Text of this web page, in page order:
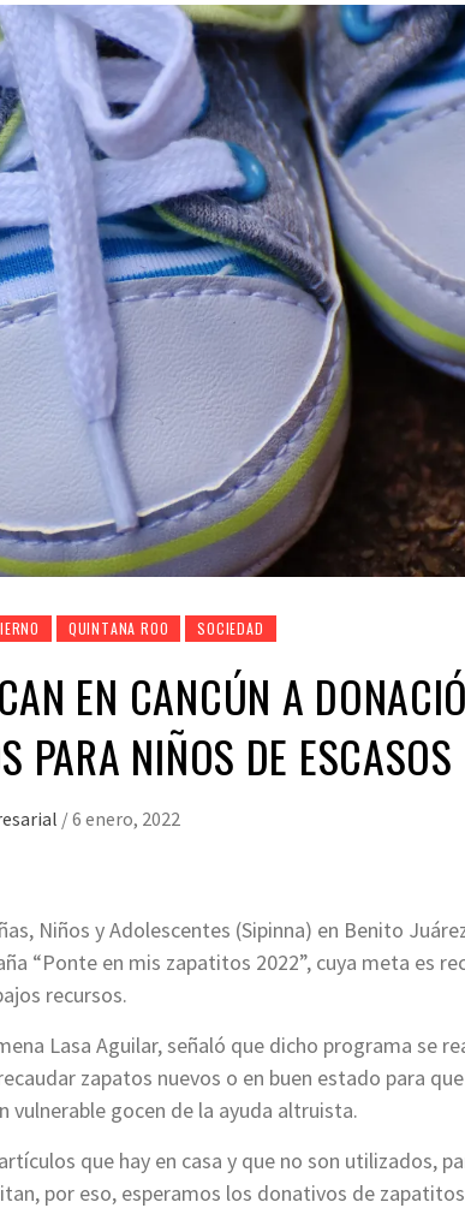
QUINTANA ROO SOCIEDAD
EN CANCÚN A
PARA NIÑOS DE
/6 enero, 2022
Niños y Adolescentes (Sipinna) en Benito
“Ponte en mis zapatitos 2022”, cuya meta es
recursos.
Lasa Aguilar, señaló que dicho programa se
zapatos nuevos o en buen estado para
vulnerable gocen de la ayuda altruista.
que hay en casa y que no son utilizados,
por eso, esperamos los donativos de